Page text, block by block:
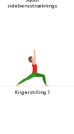
sidebensstrækningsstilling
Krigerstilling 1